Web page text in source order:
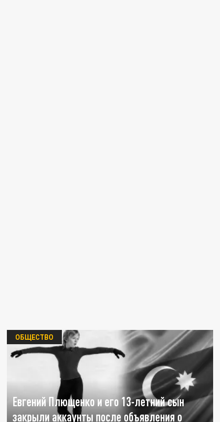
Евгений Плющенко и его 13-летний сын
закрыли аккаунты после объявления о
ОБЩЕСТВО